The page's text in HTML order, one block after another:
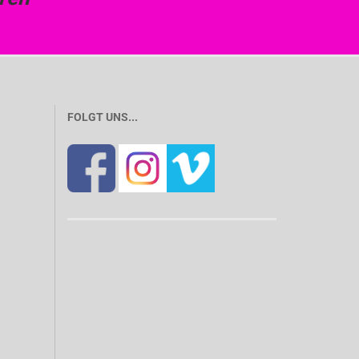
FOLGT UNS...